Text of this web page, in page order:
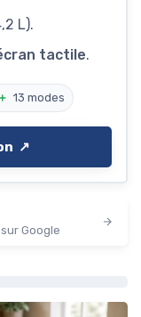
L).
tactile.
＋ 13 modes
↗️
Google